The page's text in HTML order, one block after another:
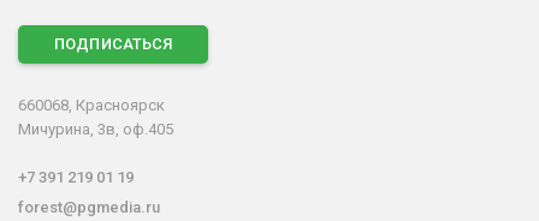
ПОДПИСАТЬСЯ
660068, Красноярск
Мичурина, 3в, оф.405
+7 391 219 01 19
forest@pgmedia.ru